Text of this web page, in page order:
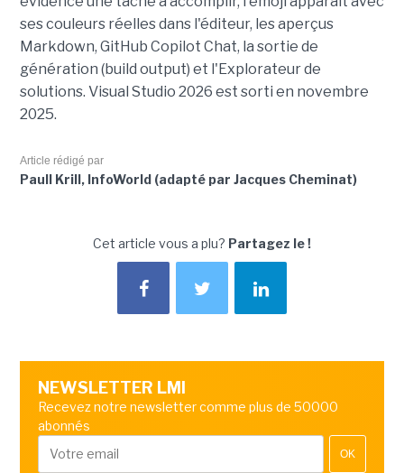
ses couleurs réelles dans l'éditeur, les aperçus
Markdown, GitHub Copilot Chat, la sortie de
génération (build output) et l'Explorateur de
solutions. Visual Studio 2026 est sorti en novembre
2025.
Article rédigé par
Paull Krill, InfoWorld (adapté par Jacques Cheminat)
Cet article vous a plu? Partagez le !
NEWSLETTER LMI
Recevez notre newsletter comme plus de 50000
abonnés
OK